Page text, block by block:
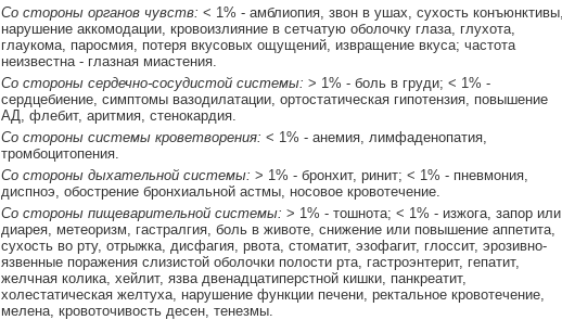
Со стороны органов чувств: < 1% - амблиопия, звон в ушах, сухость конъюнктивы,
нарушение аккомодации, кровоизлияние в сетчатую оболочку глаза, глухота,
глаукома, паросмия, потеря вкусовых ощущений, извращение вкуса; частота
неизвестна - глазная миастения.
Со стороны сердечно-сосудистой системы: > 1% - боль в груди; < 1% -
сердцебиение, симптомы вазодилатации, ортостатическая гипотензия, повышение
АД, флебит, аритмия, стенокардия.
Со стороны системы кроветворения: < 1% - анемия, лимфаденопатия,
тромбоцитопения.
Со стороны дыхательной системы: > 1% - бронхит, ринит; < 1% - пневмония,
диспноэ, обострение бронхиальной астмы, носовое кровотечение.
Со стороны пищеварительной системы: > 1% - тошнота; < 1% - изжога, запор или
диарея, метеоризм, гастралгия, боль в животе, снижение или повышение аппетита,
сухость во рту, отрыжка, дисфагия, рвота, стоматит, эзофагит, глоссит, эрозивно-
язвенные поражения слизистой оболочки полости рта, гастроэнтерит, гепатит,
желчная колика, хейлит, язва двенадцатиперстной кишки, панкреатит,
холестатическая желтуха, нарушение функции печени, ректальное кровотечение,
мелена, кровоточивость десен, тенезмы.